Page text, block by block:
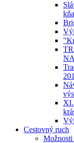
XI.
Cestovný ruch
Možnosti